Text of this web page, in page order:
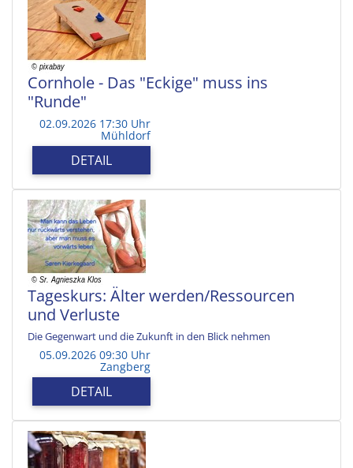
Cornhole - Das "Eckige" muss ins
"Runde"
02.09.2026 17:30 Uhr
Mühldorf
DETAIL
Tageskurs: Älter werden/Ressourcen
und Verluste
Die Gegenwart und die Zukunft in den Blick nehmen
05.09.2026 09:30 Uhr
Zangberg
DETAIL